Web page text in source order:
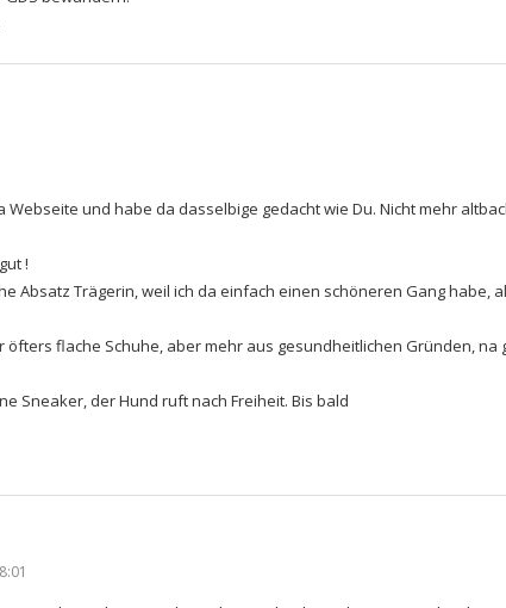
und habe da dasselbige gedacht wie Du. Nicht mehr
!
Absatz Trägerin, weil ich da einfach einen schöneren Gang habe,
öfters flache Schuhe, aber mehr aus gesundheitlichen Gründen, na
Sneaker, der Hund ruft nach Freiheit. Bis bald